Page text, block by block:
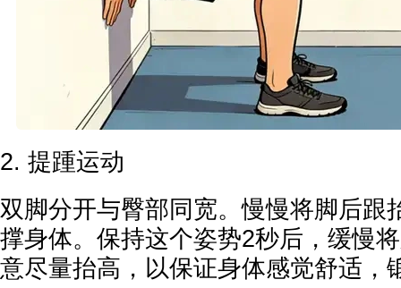
2. 提踵运动
双脚分开与臀部同宽。慢慢将脚后跟
撑身体。保持这个姿势2秒后，缓慢
意尽量抬高，以保证身体感觉舒适，